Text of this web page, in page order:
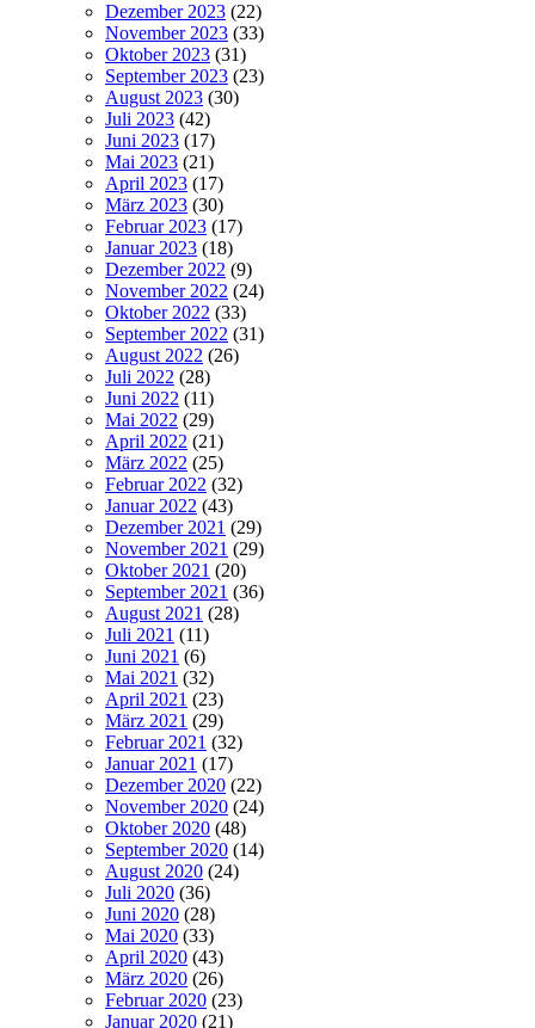
Dezember 2023 (22)
November 2023 (33)
Oktober 2023 (31)
September 2023 (23)
August 2023 (30)
Juli 2023 (42)
Juni 2023 (17)
Mai 2023 (21)
April 2023 (17)
März 2023 (30)
Februar 2023 (17)
Januar 2023 (18)
Dezember 2022 (9)
November 2022 (24)
Oktober 2022 (33)
September 2022 (31)
August 2022 (26)
Juli 2022 (28)
Juni 2022 (11)
Mai 2022 (29)
April 2022 (21)
März 2022 (25)
Februar 2022 (32)
Januar 2022 (43)
Dezember 2021 (29)
November 2021 (29)
Oktober 2021 (20)
September 2021 (36)
August 2021 (28)
Juli 2021 (11)
Juni 2021 (6)
Mai 2021 (32)
April 2021 (23)
März 2021 (29)
Februar 2021 (32)
Januar 2021 (17)
Dezember 2020 (22)
November 2020 (24)
Oktober 2020 (48)
September 2020 (14)
August 2020 (24)
Juli 2020 (36)
Juni 2020 (28)
Mai 2020 (33)
April 2020 (43)
März 2020 (26)
Februar 2020 (23)
Januar 2020 (21)